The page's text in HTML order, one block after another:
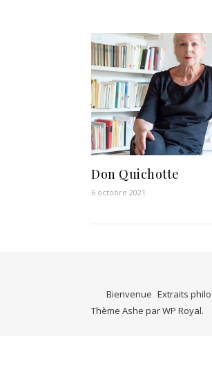
Don Quichotte
6 octobre 2021
Bienvenue Extraits
Thème Ashe parWP Royal.